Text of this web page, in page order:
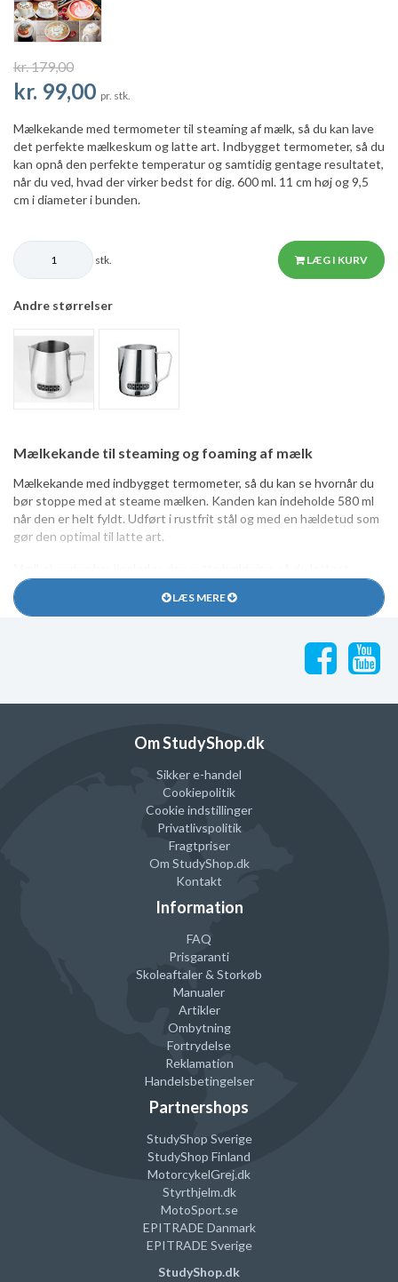
kr. 179,00
kr. 99,00 pr. stk.
Mælkekande med termometer til steaming af mælk, så du kan lave
det perfekte mælkeskum og latte art. Indbygget termometer, så du
kan opnå den perfekte temperatur og samtidig gentage resultatet,
når du ved, hvad der virker bedst for dig. 600 ml. 11 cm høj og 9,5
cm i diameter i bunden.
stk. LÆG I KURV
Andre størrelser
Mælkekande til steaming og foaming af mælk
Mælkekande med indbygget termometer, så du kan se hvornår du
bør stoppe med at steame mælken. Kanden kan indeholde 580 ml
når den er helt fyldt. Udført i rustfrit stål og med en hældetud som
gør den optimal til latte art.
muligt kan få mælken til at rotere i kanden.
LÆS MERE
Om StudyShop.dk
Sikker e-handel
Cookiepolitik
Cookie indstillinger
Privatlivspolitik
Fragtpriser
Om StudyShop.dk
Kontakt
Information
FAQ
Prisgaranti
Skoleaftaler & Storkøb
Manualer
Artikler
Ombytning
Fortrydelse
Reklamation
Handelsbetingelser
Partnershops
StudyShop Sverige
StudyShop Finland
MotorcykelGrej.dk
Styrthjelm.dk
MotoSport.se
EPITRADE Danmark
EPITRADE Sverige
StudyShop.dk